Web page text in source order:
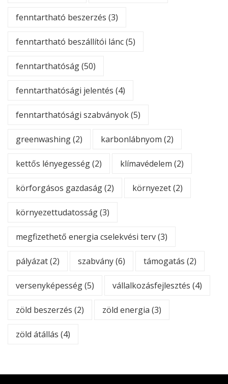
fenntartható beszerzés (3)
fenntartható beszállítói lánc(5)
fenntarthatóság(50)
fenntarthatósági jelentés (4)
fenntarthatósági szabványok(5)
greenwashing(2) karbonlábnyom (2)
kettős lényegesség(2) klímavédelem (2)
körforgásos gazdaság(2) környezet(2)
környezettudatosság(3)
megfizethető energia cselekvési terv(3)
pályázat(2) szabvány(6) támogatás (2)
versenyképesség(5) vállalkozásfejlesztés (4)
zöld beszerzés (2) zöld energia (3)
zöld átállás (4)